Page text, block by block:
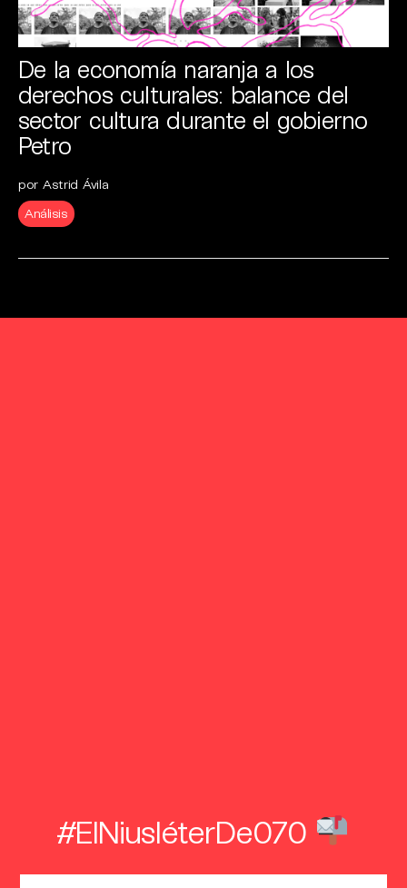
De la economía naranja a los
derechos culturales: balance del
sector cultura durante el gobierno
Petro
por Astrid Ávila
Análisis
#ElNiusléterDe070